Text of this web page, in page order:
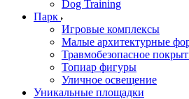
Dog Training
Парк
Игровые комплексы
Малые архитектурные
Травмобезопасное
Топиар фигуры
Уличное освещение
Уникальные площадки